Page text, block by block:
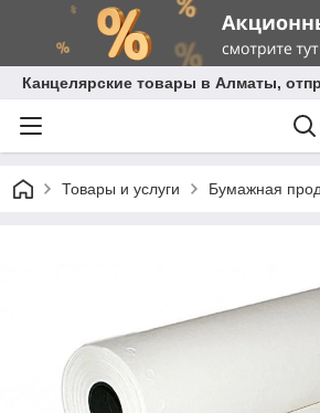
Канцелярские товары в Алматы,
Товары и услуги Бумажная